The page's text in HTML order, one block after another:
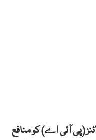
(پی آئی اے) کو منافع